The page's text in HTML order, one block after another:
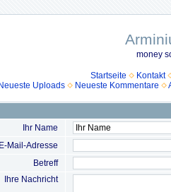
money
Startseite
Kontakt
Neueste Uploads Neueste Kommentare
Ihr Name
Mail-Adresse
Betreff
Ihre Nachricht